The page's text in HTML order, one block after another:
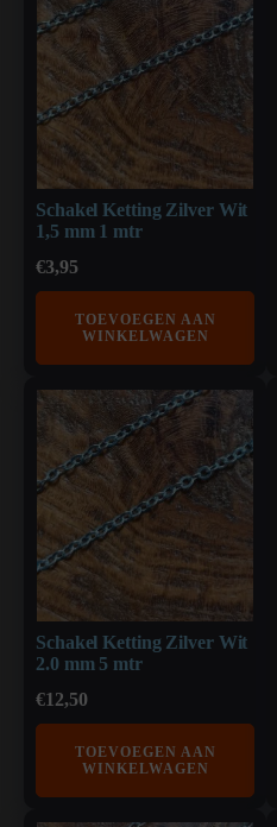
Schakel Ketting Zilver Wit
1,5 mm 1 mtr
€3,95
TOEVOEGEN AAN
WINKELWAGEN
Schakel Ketting Zilver Wit
2.0 mm 5 mtr
€12,50
TOEVOEGEN AAN
WINKELWAGEN